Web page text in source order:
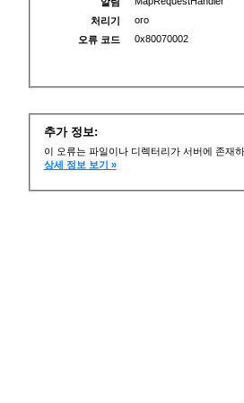
처리기
oro
오류 코드
0x80070002
추가 정보:
이 오류는 파일이나 디렉터리가 서버에 존재
상세 정보 보기 »